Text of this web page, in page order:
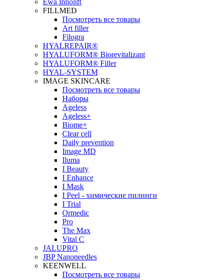
Ewa Innolift
FILLMED
Посмотреть все товары
Art filler
Filogra
НYALREPAIR®
HYALUFORM® Biorevitalizant
HYALUFORM® Filler
HYAL-SYSTEM
IMAGE SKINCARE
Посмотреть все товары
Наборы
Ageless
Ageless+
Biome+
Clear cell
Daily prevention
Image MD
Iluma
I Beauty
I Enhance
I Mask
I Peel - химические пилинги
I Trial
Ormedic
Pro
The Max
Vital C
JALUPRO
JBP Nanoneedles
KEENWELL
Посмотреть все товары